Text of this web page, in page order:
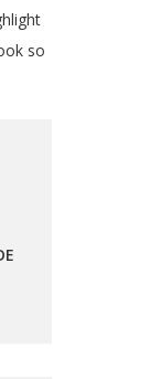
so